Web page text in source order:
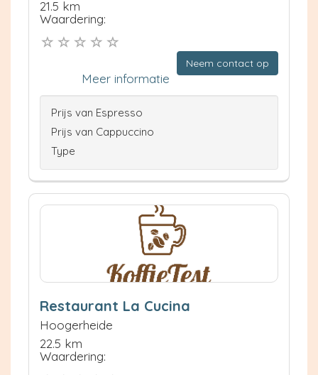
21.5 km
Waardering:
Neem contact op
Meer informatie
Prijs van Espresso
Prijs van Cappuccino
Type
Restaurant La Cucina
Hoogerheide
22.5 km
Waardering: